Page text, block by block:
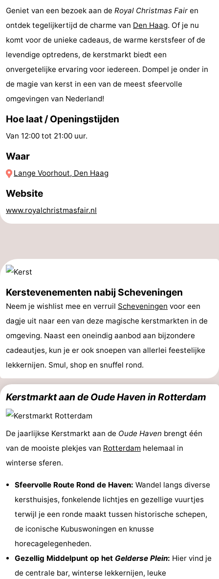
Holland
-
Natuur
Schoorlse
Duinen
Bergen
aan
-
Bergen
-
Egmond
aan
Zee
-
Noordhollands
duinreservaat
-
Wijk
aan
Zee
-
Natuur
Zuid-
Amsterdam
-
Zandvoort
Zuid-
Holland
-
Leiden
Bollenstreek
-
Natuur
Hollands
Duin
-
Noordwijk
-
Katwijk
-
Den
Rockanje
Zeeland
Schouwen-
Duiveland
Renesse
Brouwershaven
Bruinisse
Geniet van een bezoek aan de Royal Christmas Fair en
ontdek tegelijkertijd de charme van Den Haag. Of je nu
komt voor de unieke cadeaus, de warme kerstsfeer of de
levendige optredens, de kerstmarkt biedt een
onvergetelijke ervaring voor iedereen. Dompel je onder in
de magie van kerst in een van de meest sfeervolle
omgevingen van Nederland!
Hoe laat / Openingstijden
Van 12:00 tot 21:00 uur.
Waar
Lange Voorhout, Den Haag
Website
www.royalchristmasfair.nl
Kerstevenementen nabij Scheveningen
Neem je wishlist mee en verruil Scheveningen voor een
dagje uit naar een van deze magische kerstmarkten in de
omgeving. Naast een oneindig aanbod aan bijzondere
cadeautjes, kun je er ook snoepen van allerlei feestelijke
lekkernijen. Smul, shop en snuffel rond.
Kerstmarkt aan de Oude Haven in Rotterdam
De jaarlijkse Kerstmarkt aan de Oude Haven brengt één
van de mooiste plekjes van Rotterdam helemaal in
winterse sferen.
Sfeervolle Route Rond de Haven: Wandel langs diverse
kersthuisjes, fonkelende lichtjes en gezellige vuurtjes
terwijl je een ronde maakt tussen historische schepen,
de iconische Kubuswoningen en knusse
horecagelegenheden.
Gezellig Middelpunt op het Gelderse Plein: Hier vind je
de centrale bar, winterse lekkernijen, leuke